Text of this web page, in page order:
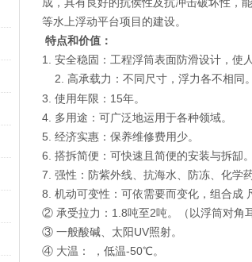
等水上浮动平台项目的建设。
特点和价值：
1. 安全稳固：工程浮筒表面防滑设计，使
2. 高承载力： 不同尺寸，浮力各不相同 。
3. 使用年限：15年。
4. 多用途：可广泛地运用于各种领域。
5. 经济实惠：保养维修费用少。
6. 搭拆简便：可快速且简便的安装与拆缷。
7. 强性：防紫外线、抗海水、防冻、化学
8. 机动可变性：可依需要而变化，组合成
② 承受拉力：1.8吨至2吨。（以浮筒对角
③ 一般酸碱、太阳UV照射。
④ 大温： ，低温-50℃。